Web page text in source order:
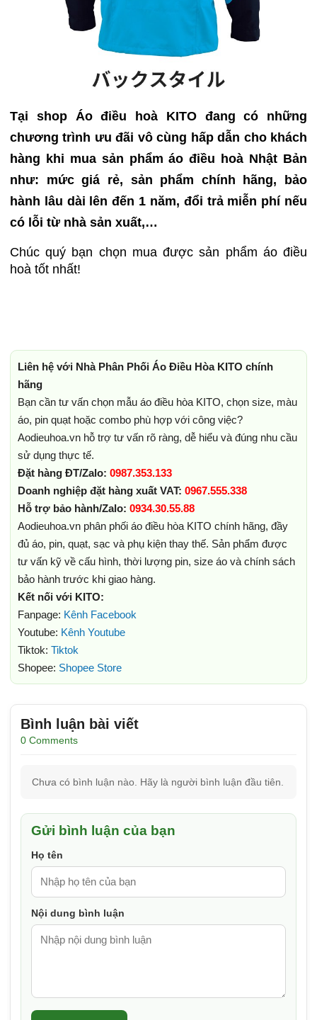
Tại shop Áo điều hoà KITO đang có những
chương trình ưu đãi vô cùng hấp dẫn cho khách
hàng khi mua sản phẩm áo điều hoà Nhật Bản
như: mức giá rẻ, sản phẩm chính hãng, bảo
hành lâu dài lên đến 1 năm, đổi trả miễn phí nếu
có lỗi từ nhà sản xuất,…
Chúc quý bạn chọn mua được sản phẩm áo điều
hoà tốt nhất!
Liên hệ với Nhà Phân Phối Áo Điều Hòa KITO chính
hãng
Bạn cần tư vấn chọn mẫu áo điều hòa KITO, chọn size, màu
áo, pin quạt hoặc combo phù hợp với công việc?
Aodieuhoa.vn hỗ trợ tư vấn rõ ràng, dễ hiểu và đúng nhu cầu
sử dụng thực tế.
Đặt hàng ĐT/Zalo: 0987.353.133
Doanh nghiệp đặt hàng xuất VAT: 0967.555.338
Hỗ trợ bảo hành/Zalo: 0934.30.55.88
Aodieuhoa.vn phân phối áo điều hòa KITO chính hãng, đầy
đủ áo, pin, quạt, sạc và phụ kiện thay thế. Sản phẩm được
tư vấn kỹ về cấu hình, thời lượng pin, size áo và chính sách
bảo hành trước khi giao hàng.
Kết nối với KITO:
Fanpage: Kênh Facebook
Youtube: Kênh Youtube
Tiktok: Tiktok
Shopee: Shopee Store
Bình luận bài viết
0 Comments
Chưa có bình luận nào. Hãy là người bình luận đầu tiên.
Gửi bình luận của bạn
Họ tên
Nội dung bình luận